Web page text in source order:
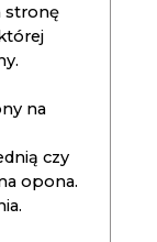
stronę
na
czy
opona.